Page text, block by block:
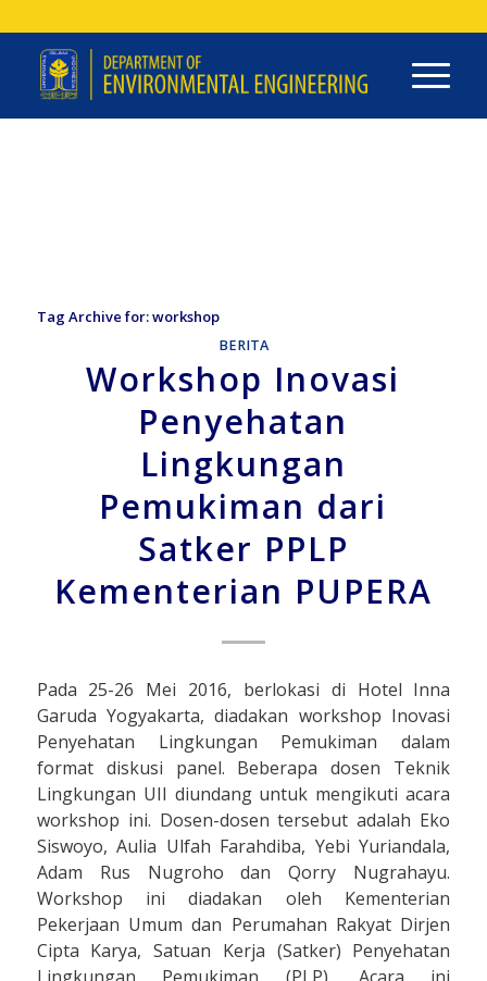
Tag Archive for:workshop
BERITA
Workshop Inovasi
Penyehatan
Lingkungan
Pemukiman dari
Satker PPLP
Kementerian PUPERA
Pada 25-26 Mei 2016, berlokasi di Hotel Inna
Garuda Yogyakarta, diadakan workshop Inovasi
Penyehatan Lingkungan Pemukiman dalam
format diskusi panel. Beberapa dosen Teknik
Lingkungan UII diundang untuk mengikuti acara
workshop ini. Dosen-dosen tersebut adalah Eko
Siswoyo, Aulia Ulfah Farahdiba, Yebi Yuriandala,
Adam Rus Nugroho dan Qorry Nugrahayu.
Workshop ini diadakan oleh Kementerian
Pekerjaan Umum dan Perumahan Rakyat Dirjen
Cipta Karya, Satuan Kerja (Satker) Penyehatan
Lingkungan Pemukiman (PLP). Acara ini